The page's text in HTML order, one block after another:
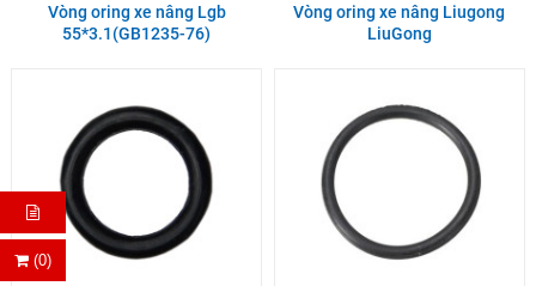
(0)
Vòng oring xe nâng Lgb
55*3.1(GB1235-76)
Vòng oring xe nâng Liugong
LiuGong